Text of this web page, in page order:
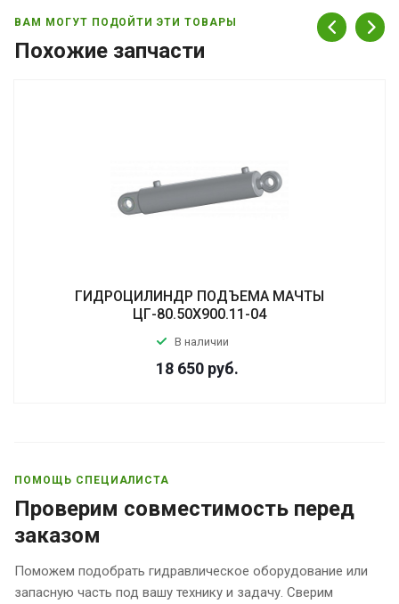
ВАМ МОГУТ ПОДОЙТИ ЭТИ ТОВАРЫ
Похожие запчасти
ГИДРОЦИЛИНДР ПОДЪЕМА МАЧТЫ
ЦГ-80.50Х900.11-04
В наличии
18 650 руб.
ПОМОЩЬ СПЕЦИАЛИСТА
Проверим совместимость перед
заказом
Поможем подобрать гидравлическое оборудование или
запасную часть под вашу технику и задачу. Сверим